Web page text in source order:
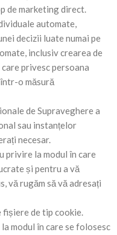
de marketing direct.
automate,
decizii luate numai pe
inclusiv crearea de
privesc persoana
o măsură
de Supraveghere a
sau instanțelor
necesar.
privire la modul în care
și pentru a vă
vă rugăm să vă adresați
de tip cookie.
modul în care se folosesc